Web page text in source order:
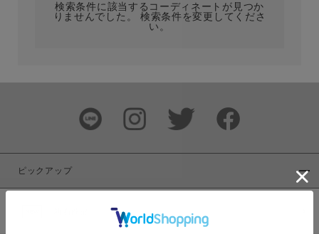
ブランド
検索条件に該当するコーディネートが見つか
りませんでした。 検索条件を変更してくださ
い。
ピックアップ